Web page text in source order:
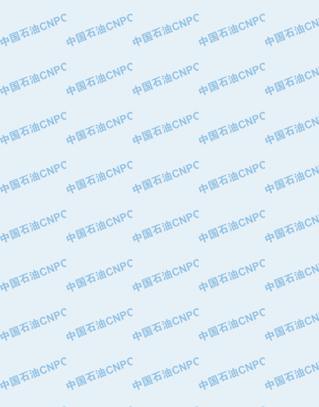
·中国石油锦西石化分公司
·大港油田集团有限责任公司
·深圳市肯多斯实业发展有限公司
·山东墨龙石油机械股份有限公司
·无锡西姆莱斯石油专用管制造有限公
·武汉钢铁（集团）公司
·马鞍山钢铁股份有限公司
·中国石油天然气股份有限公司兰州石
·中国石化茂名石化分公司
·中国石油大港油田分公司
·靖江市天和泵业有限公司
·中油油气勘探软件国家工程研究中心
·西安长庆钻宇集团咸阳石化有限公司
·新疆新冠控制系统工程有限公司
·新疆安维消防设施器材有限公司
·华北石油津工机械制造有限公司
·上海山武控制仪表有限公司
·上海赛科石油化工有限责任公司